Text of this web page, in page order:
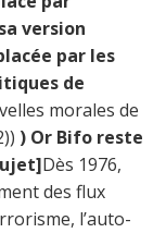
version
par les
de
morales de
) Or Bifo reste
Dès 1976,
des flux
l’auto-